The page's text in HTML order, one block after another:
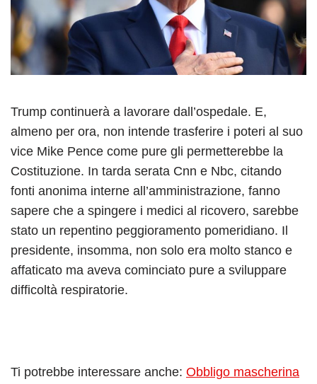
Trump continuerà a lavorare dall’ospedale. E,
almeno per ora, non intende trasferire i poteri al suo
vice Mike Pence come pure gli permetterebbe la
Costituzione. In tarda serata Cnn e Nbc, citando
fonti anonima interne all’amministrazione, fanno
sapere che a spingere i medici al ricovero, sarebbe
stato un repentino peggioramento pomeridiano. Il
presidente, insomma, non solo era molto stanco e
affaticato ma aveva cominciato pure a sviluppare
difficoltà respiratorie.
Ti potrebbe interessare anche: Obbligo mascherina